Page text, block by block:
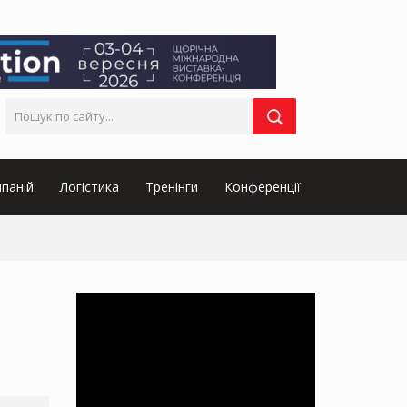
Логістика Тренінги Конференції